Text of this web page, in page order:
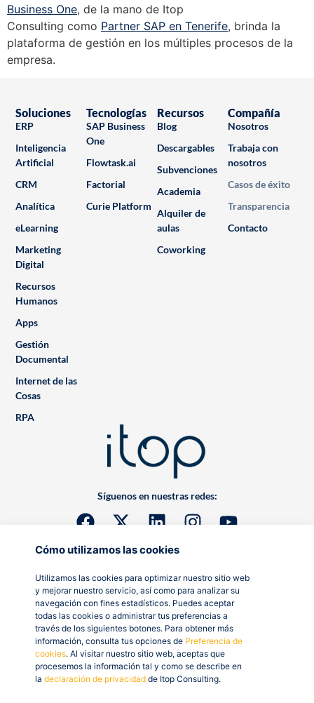
Cómo utilizamos las cookies
Utilizamos las cookies para optimizar nuestro sitio web
y mejorar nuestro servicio, así como para analizar su
navegación con fines estadísticos. Puedes aceptar
todas las cookies o administrar tus preferencias a
través de los siguientes botones. Para obtener más
información, consulta tus opciones de Preferencia de
cookies. Al visitar nuestro sitio web, aceptas que
procesemos la información tal y como se describe en
la declaración de privacidad de Itop Consulting.
Business One, de la mano de Itop
Consulting como Partner SAP en Tenerife, brinda la
plataforma de gestión en los múltiples procesos de la
empresa.
Síguenos en nuestras redes:
Soluciones
ERP
Inteligencia
Artificial
CRM
Analítica
eLearning
Marketing
Digital
Recursos
Humanos
Apps
Gestión
Documental
Internet de las
Cosas
RPA
Tecnologías
SAP Business
One
Flowtask.ai
Factorial
Curie Platform
Recursos
Blog
Descargables
Subvenciones
Academia
Alquiler de
aulas
Coworking
Compañía
Nosotros
Trabaja con
nosotros
Casos de éxito
Transparencia
Contacto